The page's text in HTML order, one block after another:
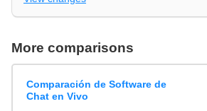
More comparisons
Comparación de Software de
Chat en Vivo